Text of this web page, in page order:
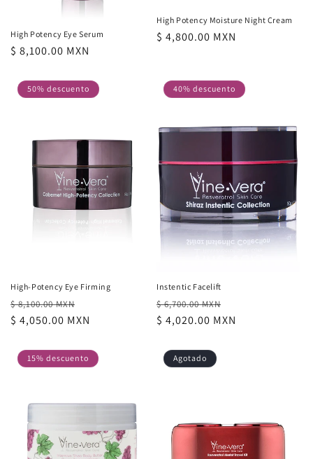
High Potency Eye Serum
Precio
$ 8,100.00 MXN
High Potency Moisture Night Cream
Precio
$ 4,800.00 MXN
50% descuento
High-Potency Eye Firming
Precio
habitual
$ 8,100.00 MXN
de
$ 4,050.00 MXN
40% descuento
Instentic Facelift
Precio
habitual
$ 6,700.00 MXN
de
$ 4,020.00 MXN
15% descuento Agotado